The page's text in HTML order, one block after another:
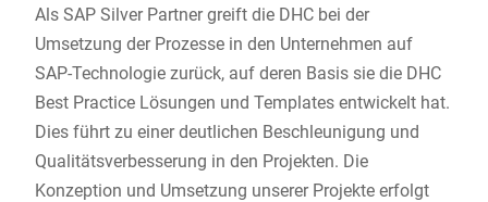
Als SAP Silver Partner greift die DHC bei der
Umsetzung der Prozesse in den Unternehmen auf
SAP-Technologie zurück, auf deren Basis sie die DHC
Best Practice Lösungen und Templates entwickelt hat.
Dies führt zu einer deutlichen Beschleunigung und
Qualitätsverbesserung in den Projekten. Die
Konzeption und Umsetzung unserer Projekte erfolgt